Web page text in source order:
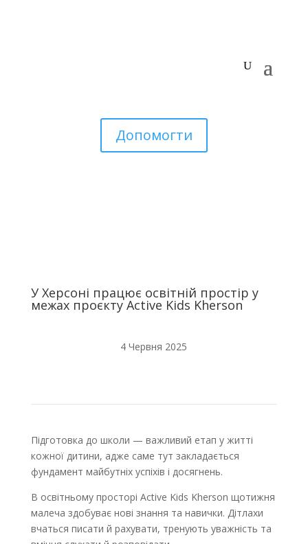
Допомогти
У Херсоні працює освітній простір у
межах проєкту Active Kids Kherson
4 Червня 2025
Підготовка до школи — важливий етап у житті
кожної дитини, адже саме тут закладається
фундамент майбутніх успіхів і досягнень.
В освітньому просторі Active Kids Kherson щотижня
малеча здобуває нові знання та навички. Дітлахи
вчаться писати й рахувати, тренують уважність та